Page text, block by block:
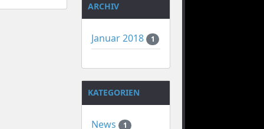
ARCHIV
Januar 2018 1
KATEGORIEN
News 1